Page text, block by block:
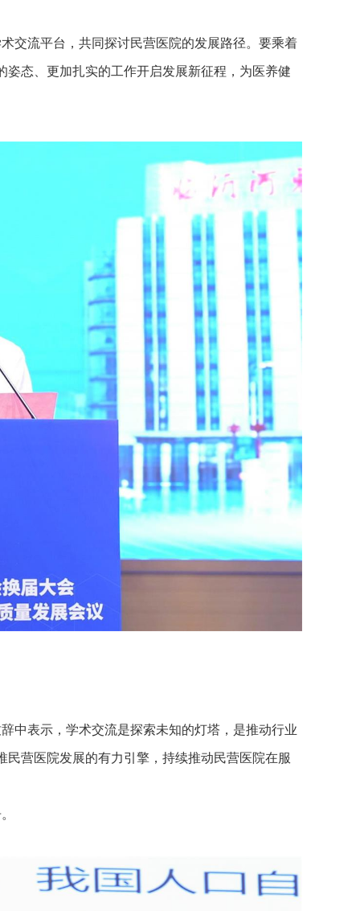
流平台，共同探讨民营医院的发展路径。要乘着
态、更加扎实的工作开启发展新征程，为医养健
表示，学术交流是探索未知的灯塔，是推动行业
营医院发展的有力引擎，持续推动民营医院在服